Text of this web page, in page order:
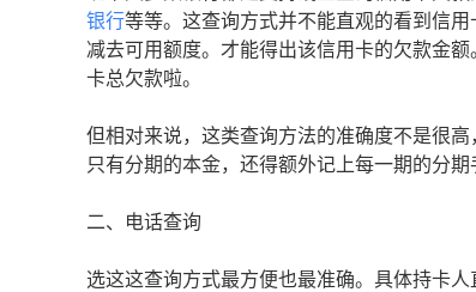
银行等等。这查询方式并不能直观的看到信
减去可用额度。才能得出该信用卡的欠款金
卡总欠款啦。
但相对来说，这类查询方法的准确度不是很
只有分期的本金，还得额外记上每一期的分期
二、电话查询
选这这查询方式最方便也最准确。具体持卡